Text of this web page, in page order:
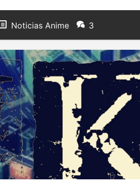
Noticias Anime 3